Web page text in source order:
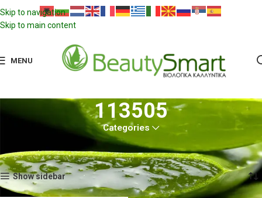
Skip to navigation
Skip to main content
MENU
113505
Categories
Προϊόντα με ετικέτα “113505”
Εμφάνιση του μοναδικού αποτελέσματος
Show sidebar